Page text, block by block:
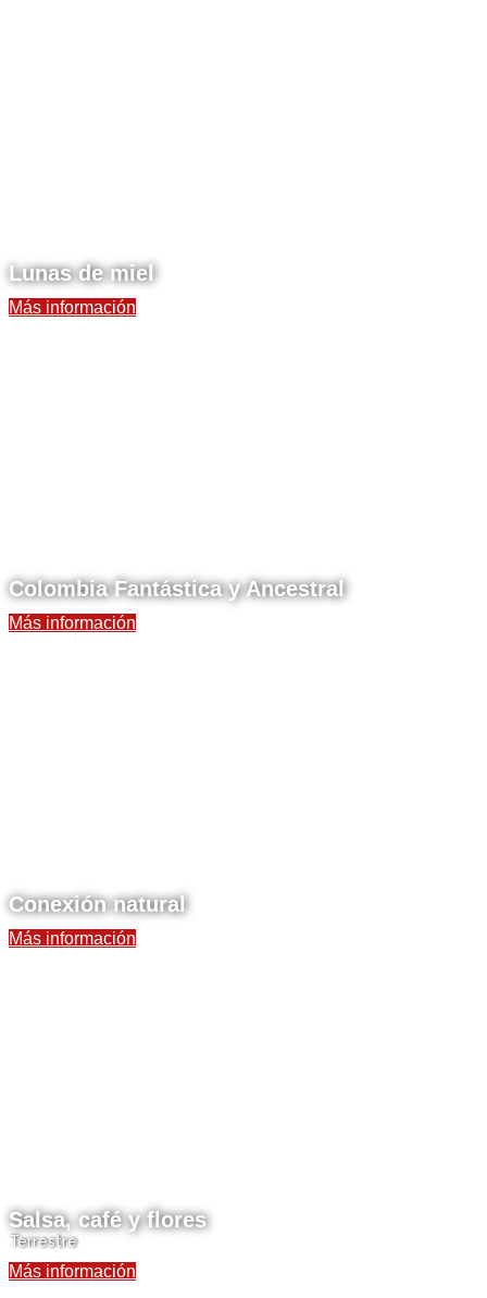
Lunas de miel
Más información
Colombia Fantástica y Ancestral
Más información
Conexión natural
Más información
Salsa, café y flores
Terrestre
Más información